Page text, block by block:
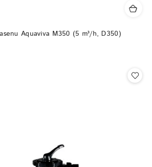
Aquaviva M350 (5 m³/h, D350)